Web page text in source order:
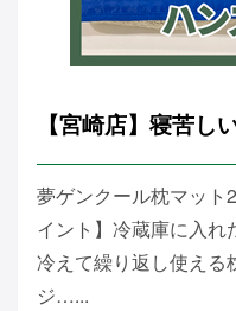
【宮崎店】寝苦し
夢ゲンクール枕マット
イント】冷蔵庫に入れ
冷えて繰り返し使える
ジ…...